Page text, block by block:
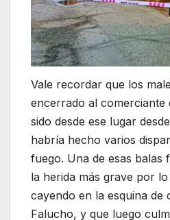
Vale recordar que los
encerrado al
sido desde ese lugar
habría hecho varios
fuego. Una de esas balas
la herida más grave por
cayendo en la esquina de
Falucho, y que luego